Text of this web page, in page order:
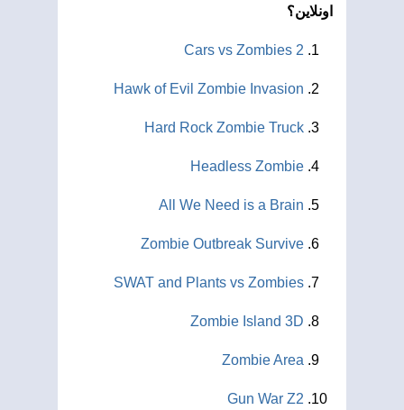
اونلاين؟
Cars vs Zombies 2
Hawk of Evil Zombie Invasion
Hard Rock Zombie Truck
Headless Zombie
All We Need is a Brain
Zombie Outbreak Survive
SWAT and Plants vs Zombies
Zombie Island 3D
Zombie Area
Gun War Z2